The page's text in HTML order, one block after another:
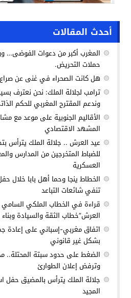
أحدث المقالات
المغرب أكبر من دعوات الفوضى…
حملات التحريض.
هل كانت الصحراء في غنى عن صراع
ترامب لجلالة الملك: نحن نعترف
وندعم المقترح المغربي للحكم
الأقاليم الجنوبية على موعد مع
المشهد الاقتصادي
عيد العرش .. جلالة الملك يترأس
للضباط المتخرجين من المدارس
العسكرية
الخطاط ينجا وحما أهل بابا خلال
تنفي شائعات التباعد
العرش”خطاب الثقة والسيادة
اتفاق مغربي-إسباني على إعادة
بشكل غير قانوني
الضغط على حدود سبتة المحتلة..
وترفض إعلان الطوارئ
جلالة الملك يترأس بالمضيق حفل
المجيد